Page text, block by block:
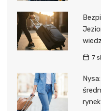
7
rynek